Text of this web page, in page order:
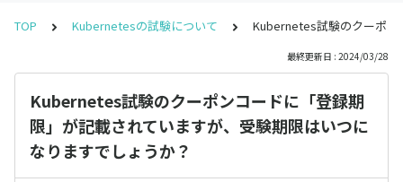
TOP Kubernetesの試験について Kubernetes試験のクーポン
最終更新日 : 2024/03/28
Kubernetes試験のクーポンコードに「登録期
限」が記載されていますが、受験期限はいつに
なりますでしょうか？